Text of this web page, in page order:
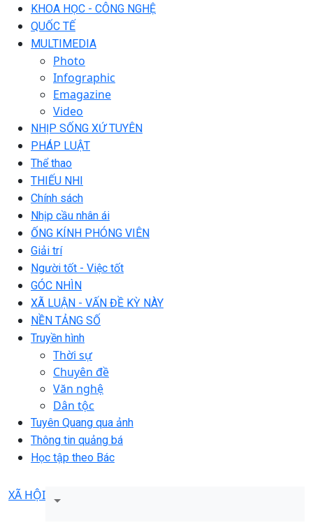
KHOA HỌC - CÔNG NGHỆ
QUỐC TẾ
MULTIMEDIA
Photo
Infographic
Emagazine
Video
NHỊP SỐNG XỨ TUYÊN
PHÁP LUẬT
Thể thao
THIẾU NHI
Chính sách
Nhịp cầu nhân ái
ỐNG KÍNH PHÓNG VIÊN
Giải trí
Người tốt - Việc tốt
GÓC NHÌN
XÃ LUẬN - VẤN ĐỀ KỲ NÀY
NỀN TẢNG SỐ
Truyền hình
Thời sự
Chuyên đề
Văn nghệ
Dân tộc
Tuyên Quang qua ảnh
Thông tin quảng bá
Học tập theo Bác
XÃ HỘI